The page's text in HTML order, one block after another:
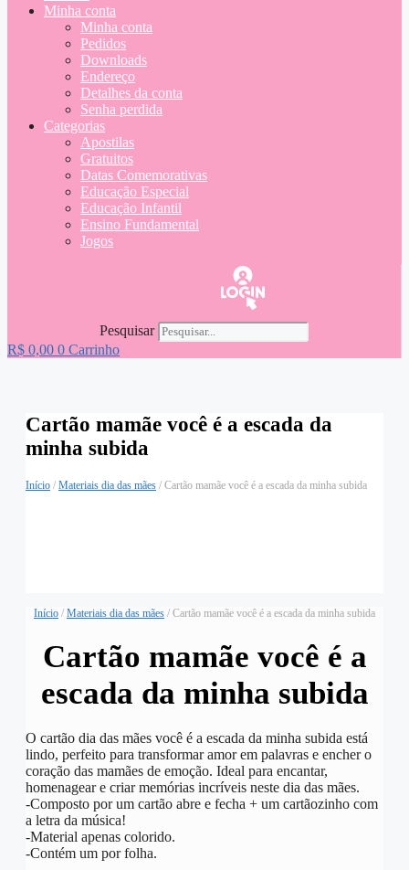
Minha conta
Minha conta
Pedidos
Downloads
Endereço
Detalhes da conta
Senha perdida
Categorias
Apostilas
Gratuitos
Datas Comemorativas
Educação Especial
Educação Infantil
Ensino Fundamental
Jogos
Pesquisar
R$ 0,00 0 Carrinho
Cartão mamãe você é a escada da
minha subida
Início / Materiais dia das mães / Cartão mamãe você é a escada da minha subida
Início / Materiais dia das mães / Cartão mamãe você é a escada da minha subida
Cartão mamãe você é a
escada da minha subida
O cartão dia das mães você é a escada da minha subida está
lindo, perfeito para transformar amor em palavras e encher o
coração das mamães de emoção. Ideal para encantar,
homenagear e criar memórias incríveis neste dia das mães.
-Composto por um cartão abre e fecha + um cartãozinho com
a letra da música!
-Material apenas colorido.
-Contém um por folha.